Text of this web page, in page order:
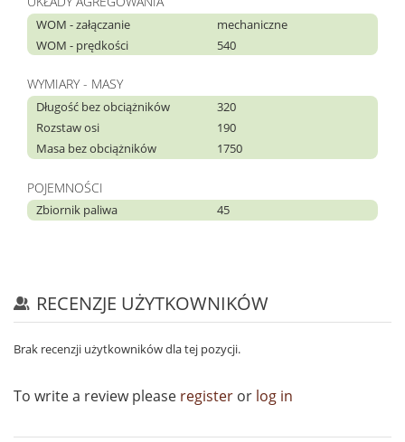
WOM - załączanie
mechaniczne
WOM - prędkości
540
WYMIARY - MASY
Długość bez obciążników
320
Rozstaw osi
190
Masa bez obciążników
1750
POJEMNOŚCI
Zbiornik paliwa 45
RECENZJE UŻYTKOWNIKÓW
Brak recenzji użytkowników dla tej pozycji.
To write a review please register or log in